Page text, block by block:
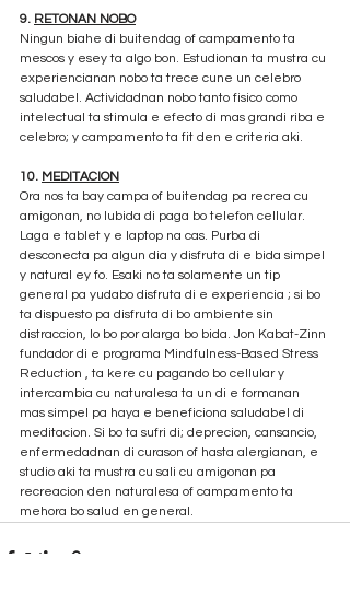
9. RETONAN NOBO
Ningun biahe di buitendag of campamento ta
mescos y esey ta algo bon. Estudionan ta mustra cu
experiencianan nobo ta trece cune un celebro
saludabel. Actividadnan nobo tanto fisico como
intelectual ta stimula e efecto di mas grandi riba e
celebro; y campamento ta fit den e criteria aki.
10. MEDITACION
Ora nos ta bay campa of buitendag pa recrea cu
amigonan, no lubida di paga bo telefon cellular.
Laga e tablet y e laptop na cas. Purba di
desconecta pa algun dia y disfruta di e bida simpel
y natural ey fo. Esaki no ta solamente un tip
general pa yudabo disfruta di e experiencia ; si bo
ta dispuesto pa disfruta di bo ambiente sin
distraccion, lo bo por alarga bo bida. Jon Kabat-Zinn
fundador di e programa Mindfulness-Based Stress
Reduction , ta kere cu pagando bo cellular y
intercambia cu naturalesa ta un di e formanan
mas simpel pa haya e beneficiona saludabel di
meditacion. Si bo ta sufri di; deprecion, cansancio,
enfermedadnan di curason of hasta alergianan, e
studio aki ta mustra cu sali cu amigonan pa
recreacion den naturalesa of campamento ta
mehora bo salud en general.